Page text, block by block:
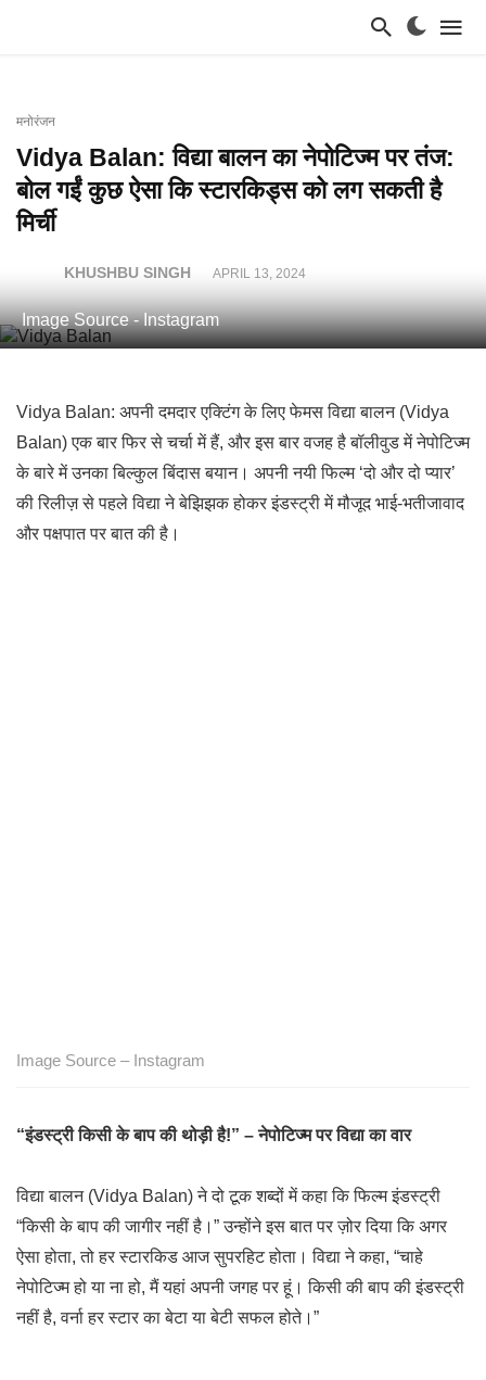
मनोरंजन
Vidya Balan: विद्या बालन का नेपोटिज्म पर तंज:
बोल गईं कुछ ऐसा कि स्टारकिड्स को लग सकती है
मिर्ची
KHUSHBU SINGH APRIL 13, 2024
Image Source - Instagram
Vidya Balan: अपनी दमदार एक्टिंग के लिए फेमस विद्या बालन (Vidya
Balan) एक बार फिर से चर्चा में हैं, और इस बार वजह है बॉलीवुड में नेपोटिज्म
के बारे में उनका बिल्कुल बिंदास बयान। अपनी नयी फिल्म ‘दो और दो प्यार’
की रिलीज़ से पहले विद्या ने बेझिझक होकर इंडस्ट्री में मौजूद भाई-भतीजावाद
और पक्षपात पर बात की है।
Image Source – Instagram
“इंडस्ट्री किसी के बाप की थोड़ी है!” – नेपोटिज्म पर विद्या का वार
विद्या बालन (Vidya Balan) ने दो टूक शब्दों में कहा कि फिल्म इंडस्ट्री
“किसी के बाप की जागीर नहीं है।” उन्होंने इस बात पर ज़ोर दिया कि अगर
ऐसा होता, तो हर स्टारकिड आज सुपरहिट होता। विद्या ने कहा, “चाहे
नेपोटिज्म हो या ना हो, मैं यहां अपनी जगह पर हूं। किसी की बाप की इंडस्ट्री
नहीं है, वर्ना हर स्टार का बेटा या बेटी सफल होते।”